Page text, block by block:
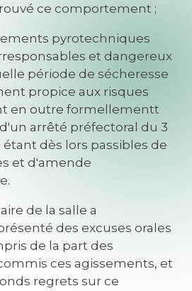
ce comportement ;
pyrotechniques
et dangereux
période de sécheresse
propice aux risques
en outre formellementt
arrêté préfectoral du 3
étant dès lors passibles de
et d'amende
de la salle a
des excuses orales
de la part des
ces agissements, et
regrets sur ce